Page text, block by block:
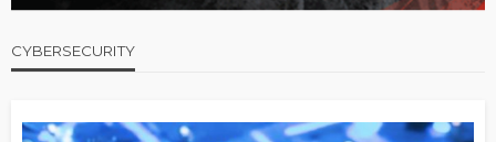
CYBERSECURITY